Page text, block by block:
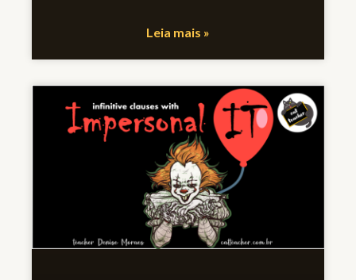
Leia mais »